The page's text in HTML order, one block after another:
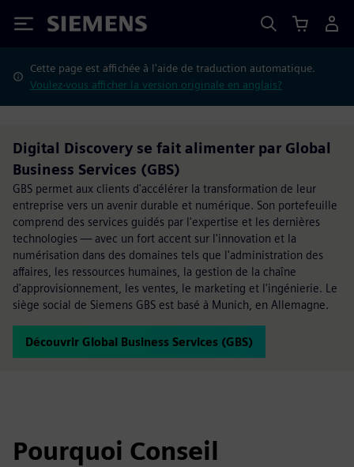
Siemens
Cette page est affichée à l'aide de traduction automatique.
Voulez-vous afficher la version originale en anglais?
Digital Discovery se fait alimenter par Global
Business Services (GBS)
GBS permet aux clients d'accélérer la transformation de leur
entreprise vers un avenir durable et numérique. Son portefeuille
comprend des services guidés par l'expertise et les dernières
technologies — avec un fort accent sur l'innovation et la
numérisation dans des domaines tels que l'administration des
affaires, les ressources humaines, la gestion de la chaîne
d'approvisionnement, les ventes, le marketing et l'ingénierie. Le
siège social de Siemens GBS est basé à Munich, en Allemagne.
Découvrir Global Business Services (GBS)
Pourquoi Conseil